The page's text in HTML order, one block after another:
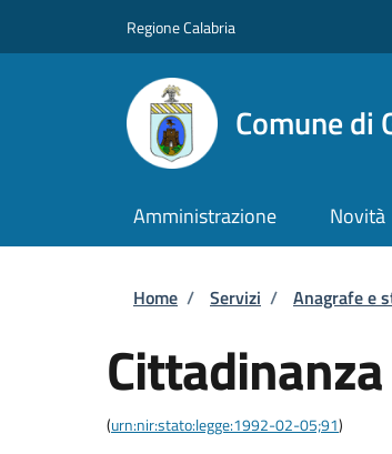
Regione Calabria
Comune di
Amministrazione Novità
Briciole di
Home / Servizi / Anagrafe e
(urn:nir:stato:legge:1992-02-05;91)